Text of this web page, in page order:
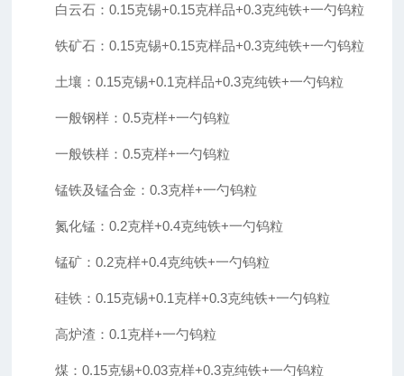
白云石：0.15克锡+0.15克样品+0.3克纯铁+一勺钨粒
铁矿石：0.15克锡+0.15克样品+0.3克纯铁+一勺钨粒
土壤：0.15克锡+0.1克样品+0.3克纯铁+一勺钨粒
一般钢样：0.5克样+一勺钨粒
一般铁样：0.5克样+一勺钨粒
锰铁及锰合金：0.3克样+一勺钨粒
氮化锰：0.2克样+0.4克纯铁+一勺钨粒
锰矿：0.2克样+0.4克纯铁+一勺钨粒
硅铁：0.15克锡+0.1克样+0.3克纯铁+一勺钨粒
高炉渣：0.1克样+一勺钨粒
煤：0.15克锡+0.03克样+0.3克纯铁+一勺钨粒